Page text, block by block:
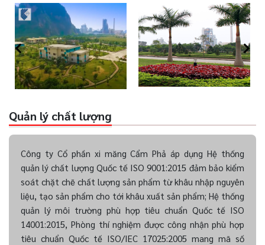
Quản lý chất lượng
Công ty Cổ phần xi măng Cẩm Phả áp dụng Hệ thống
quản lý chất lượng Quốc tế ISO 9001:2015 đảm bảo kiểm
soát chặt chẽ chất lượng sản phẩm từ khâu nhập nguyên
liệu, tạo sản phẩm cho tới khâu xuất sản phẩm; Hệ thống
quản lý môi trường phù hợp tiêu chuẩn Quốc tế ISO
14001:2015, Phòng thí nghiệm được công nhận phù hợp
tiêu chuẩn Quốc tế ISO/IEC 17025:2005 mang mã số